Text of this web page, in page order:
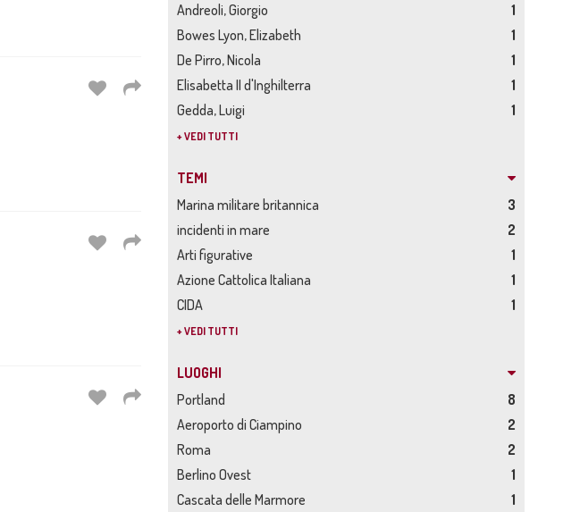
Andreoli, Giorgio
1
Bowes Lyon, Elizabeth
1
De Pirro, Nicola
1
Elisabetta II d'Inghilterra
1
Gedda, Luigi
1
+ VEDI TUTTI
TEMI
Marina militare britannica
3
incidenti in mare
2
Arti figurative
1
Azione Cattolica Italiana
1
CIDA
1
+ VEDI TUTTI
LUOGHI
Portland
8
Aeroporto di Ciampino
2
Roma
2
Berlino Ovest
1
Cascata delle Marmore
1